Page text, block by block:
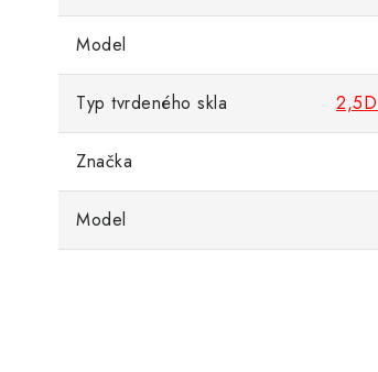
Model
Typ tvrdeného skla
Značka
Model